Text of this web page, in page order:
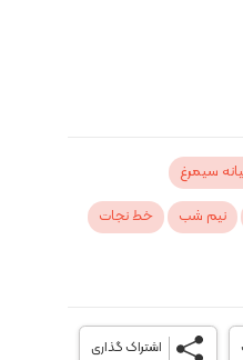
سیمرغ
نیم شب
خط نجات
اشتراک گذاری